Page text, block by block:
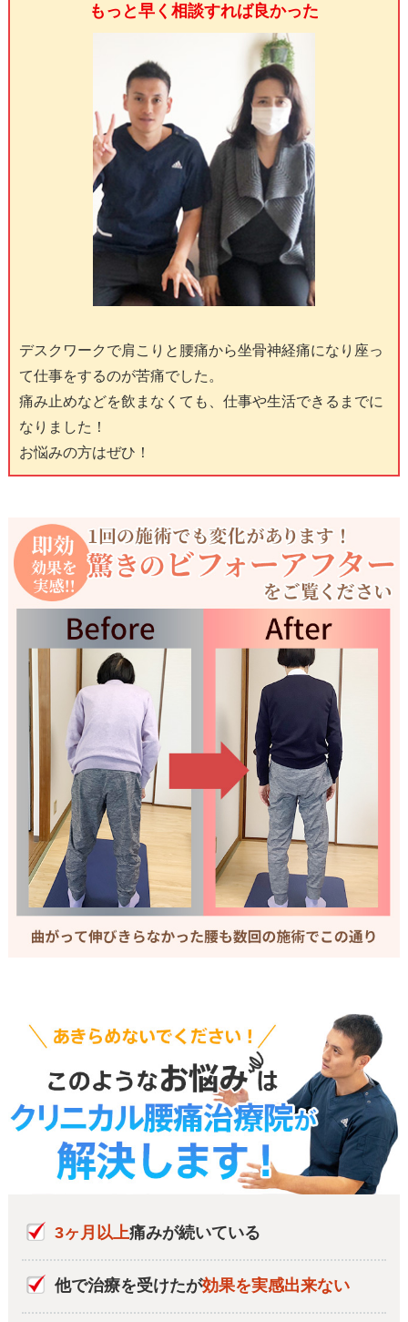
もっと早く相談すれば良かった
デスクワークで肩こりと腰痛から坐骨神経痛になり座っ
て仕事をするのが苦痛でした。
痛み止めなどを飲まなくても、仕事や生活できるまでに
なりました！
お悩みの方はぜひ！
3ヶ月以上痛みが続いている
他で治療を受けたが効果を実感出来ない